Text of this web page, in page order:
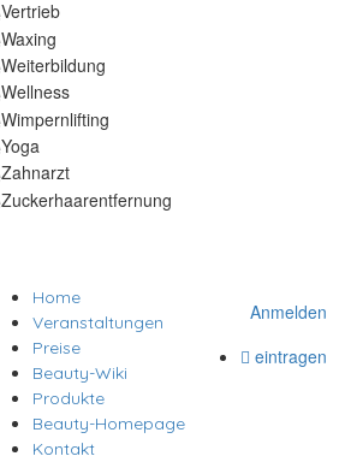
Vertrieb
Waxing
Weiterbildung
Wellness
Wimpernlifting
Yoga
Zahnarzt
Zuckerhaarentfernung
Anmelden
eintragen
Home
Veranstaltungen
Preise
Beauty-Wiki
Produkte
Beauty-Homepage
Kontakt